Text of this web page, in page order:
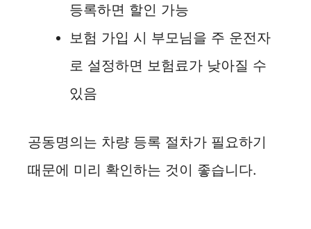
등록하면 할인 가능
보험 가입 시 부모님을 주 운전자
로 설정하면 보험료가 낮아질 수
있음
공동명의는 차량 등록 절차가 필요하기
때문에 미리 확인하는 것이 좋습니다.